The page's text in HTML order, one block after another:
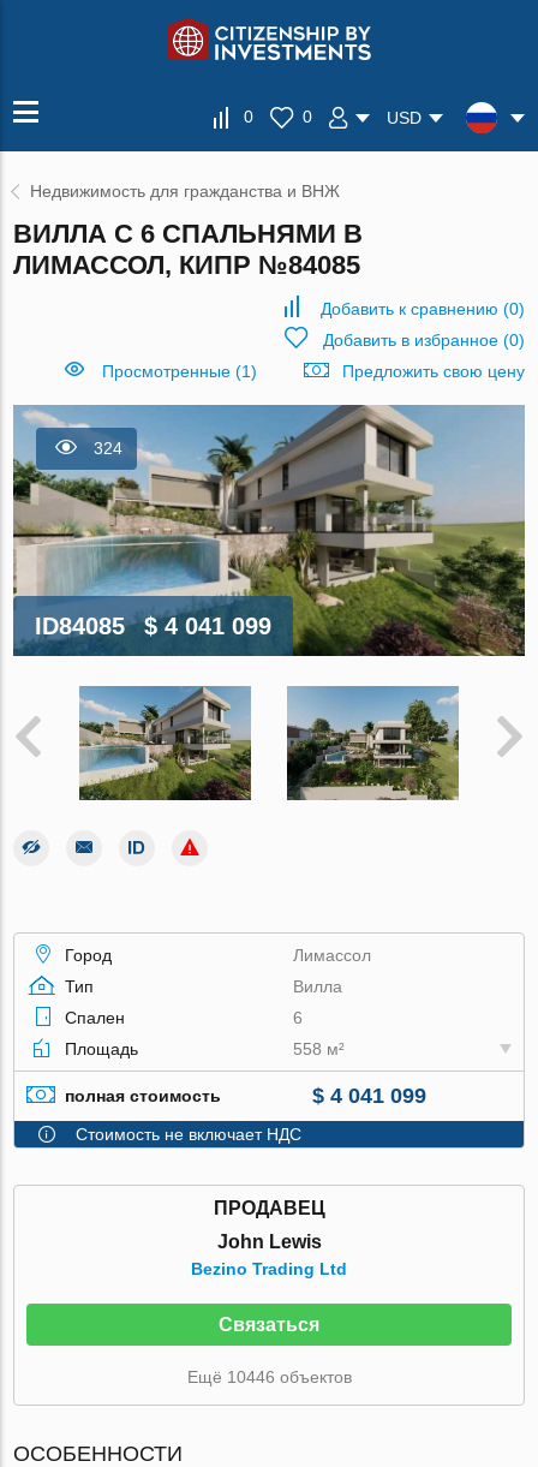
0 0 USD
Недвижимость для гражданства и ВНЖ
ВИЛЛА С 6 СПАЛЬНЯМИ В
ЛИМАССОЛ, КИПР №84085
Добавить к сравнению (0)
Добавить в избранное(0)
Просмотренные (1)
Предложить свою цену
324
ID84085 $ 4 041 099
Город
Лимассол
Тип
Вилла
Спален
6
Площадь
558 м²
полная стоимость $ 4 041 099
Стоимость не включает НДС
ПРОДАВЕЦ
John Lewis
Bezino Trading Ltd
Связаться
Ещё 10446 объектов
ОСОБЕННОСТИ